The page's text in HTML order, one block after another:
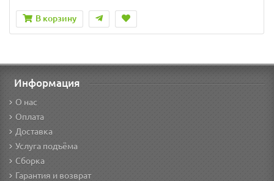
В корзину
Информация
О нас
Оплата
Доставка
Услуга подъёма
Сборка
Гарантия и возврат